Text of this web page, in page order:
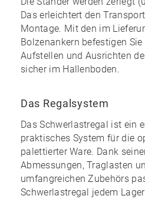
Das erleichtert den
Montage. Mit den im
Bolzenankern befestigen
Aufstellen und Ausrichten
sicher im Hallenboden.
Das Regalsystem
Das Schwerlastregal ist ein
praktisches System für die
palettierter Ware. Dank
Abmessungen, Traglasten
umfangreichen Zubehörs
Schwerlastregal jedem